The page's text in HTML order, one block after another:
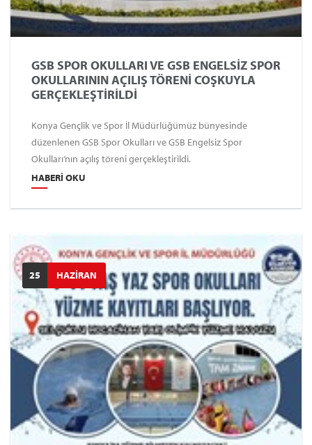
GSB SPOR OKULLARI VE GSB ENGELSİZ SPOR
OKULLARININ AÇILIŞ TÖRENİ COŞKUYLA
GERÇEKLEŞTİRİLDİ
Konya Gençlik ve Spor İl Müdürlüğümüz bünyesinde
düzenlenen GSB Spor Okulları ve GSB Engelsiz Spor
Okulları’nın açılış töreni gerçekleştirildi.
HABERI OKU
25 HAZİRAN